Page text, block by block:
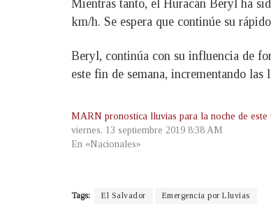
Mientras tanto, el Huracán Beryl ha
km/h. Se espera que continúe su
Beryl, continúa con su influencia de
este fin de semana, incrementando
MARN pronostica lluvias para la noche de este
viernes, 13 septiembre 2019 8:38 AM
En «Nacionales»
Tags: El Salvador Emergencia por Lluvias